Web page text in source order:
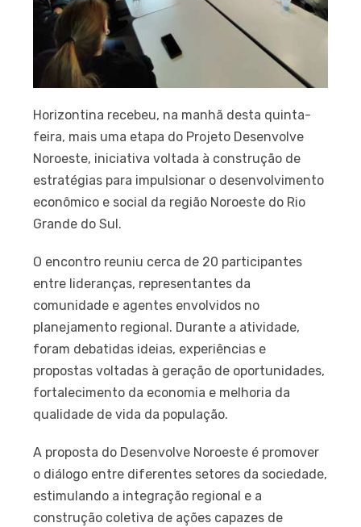
Horizontina recebeu, na manhã desta quinta-
feira, mais uma etapa do Projeto Desenvolve
Noroeste, iniciativa voltada à construção de
estratégias para impulsionar o desenvolvimento
econômico e social da região Noroeste do Rio
Grande do Sul.
O encontro reuniu cerca de 20 participantes
entre lideranças, representantes da
comunidade e agentes envolvidos no
planejamento regional. Durante a atividade,
foram debatidas ideias, experiências e
propostas voltadas à geração de oportunidades,
fortalecimento da economia e melhoria da
qualidade de vida da população.
A proposta do Desenvolve Noroeste é promover
o diálogo entre diferentes setores da sociedade,
estimulando a integração regional e a
construção coletiva de ações capazes de